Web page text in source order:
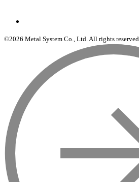
©2026 Metal System Co., Ltd. All rights reserved.